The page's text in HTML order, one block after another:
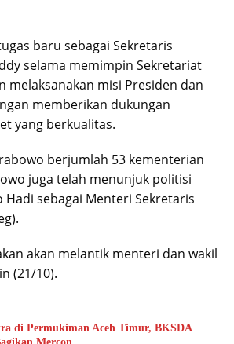
baru sebagai Sekretaris
selama memimpin Sekretariat
melaksanakan misi Presiden dan
memberikan dukungan
yang berkualitas.
berjumlah 53 kementerian
juga telah menunjuk politisi
Hadi sebagai Menteri Sekretaris
akan melantik menteri dan wakil
(21/10).
di Permukiman Aceh Timur, BKSDA
Mercon